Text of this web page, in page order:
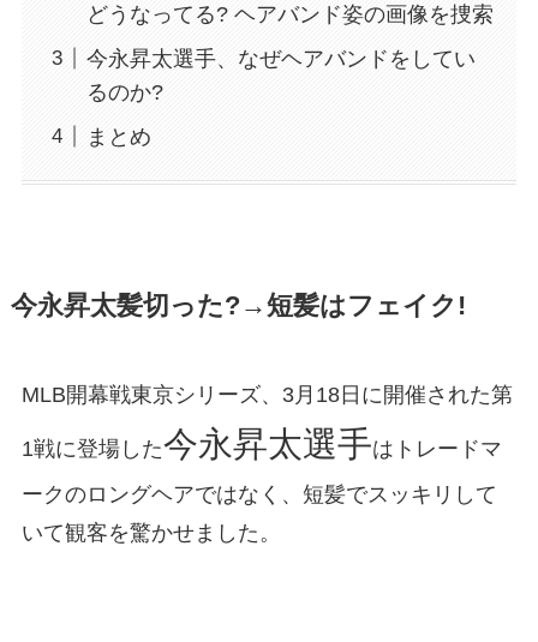
どうなってる? ヘアバンド姿の画像を捜索
今永昇太選手、なぜヘアバンドをしてい
るのか?
まとめ
今永昇太髪切った?→短髪はフェイク!
MLB開幕戦東京シリーズ、3月18日に開催された第
1戦に登場した今永昇太選手はトレードマ
ークのロングヘアではなく、短髪でスッキリして
いて観客を驚かせました。